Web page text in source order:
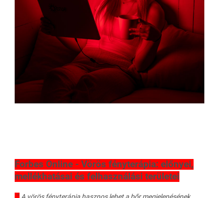
Forbes Online - Vörös fényterápia: előnyei,
mellékhatásai és felhasználási területei